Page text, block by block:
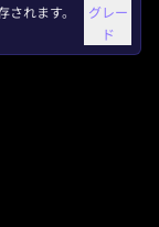
れます。
グレー
ド